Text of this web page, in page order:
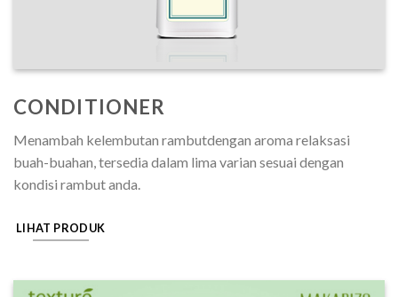
CONDITIONER
Menambah kelembutan rambutdengan aroma relaksasi
buah-buahan, tersedia dalam lima varian sesuai dengan
kondisi rambut anda.
LIHAT PRODUK